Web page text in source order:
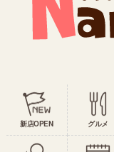
新店OPEN グルメ